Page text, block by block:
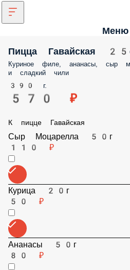
Меню
Пицца Гавайская 25см
Куриное филе, ананасы, сыр
чили
390 г.
570 ₽
К пицце Гавайская
Сыр Моцарелла 50г
110 ₽
Курица 20г
50 ₽
Ананасы 50г